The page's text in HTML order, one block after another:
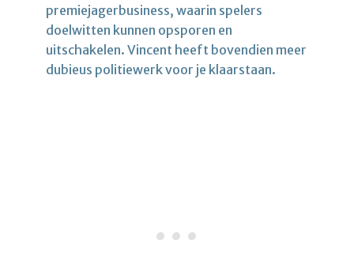
premiejagerbusiness, waarin spelers
doelwitten kunnen opsporen en
uitschakelen. Vincent heeft bovendien meer
dubieus politiewerk voor je klaarstaan.